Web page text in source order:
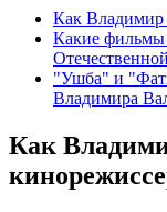
Как Владимир
Какие фильмы
"Ушба" и
Владимира
Как